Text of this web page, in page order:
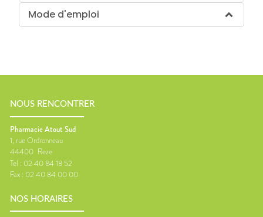
Mode d'emploi
NOUS RENCONTRER
Pharmacie Atout Sud
1, rue Ordronneau
44400 Reze
Tel : 02 40 84 18 52
Fax : 02 40 84 00 00
NOS HORAIRES